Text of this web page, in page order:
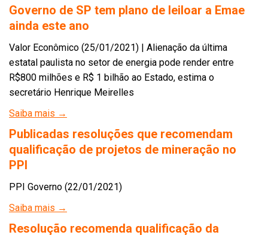
Governo de SP tem plano de leiloar a Emae
ainda este ano
Valor Econômico (25/01/2021) | Alienação da última
estatal paulista no setor de energia pode render entre
R$800 milhões e R$ 1 bilhão ao Estado, estima o
secretário Henrique Meirelles
Saiba mais →
Publicadas resoluções que recomendam
qualificação de projetos de mineração no
PPI
PPI Governo (22/01/2021)
Saiba mais →
Resolução recomenda qualificação da